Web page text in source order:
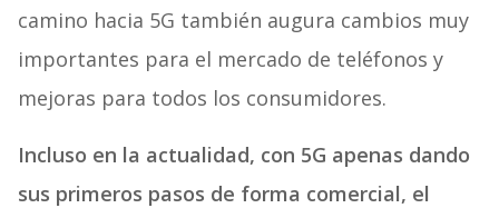
camino hacia 5G también augura cambios muy
importantes para el mercado de teléfonos y
mejoras para todos los consumidores.
Incluso en la actualidad, con 5G apenas dando
sus primeros pasos de forma comercial, el